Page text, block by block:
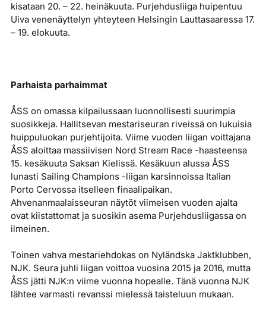
kisataan 20. – 22. heinäkuuta. Purjehdusliiga huipentuu
Uiva venenäyttelyn yhteyteen Helsingin Lauttasaaressa 17.
– 19. elokuuta.
Parhaista parhaimmat
ÅSS on omassa kilpailussaan luonnollisesti suurimpia
suosikkeja. Hallitsevan mestariseuran riveissä on lukuisia
huippuluokan purjehtijoita. Viime vuoden liigan voittajana
ÅSS aloittaa massiivisen Nord Stream Race -haasteensa
15. kesäkuuta Saksan Kielissä. Kesäkuun alussa ÅSS
lunasti Sailing Champions -liigan karsinnoissa Italian
Porto Cervossa itselleen finaalipaikan.
Ahvenanmaalaisseuran näytöt viimeisen vuoden ajalta
ovat kiistattomat ja suosikin asema Purjehdusliigassa on
ilmeinen.
Toinen vahva mestariehdokas on Nyländska Jaktklubben,
NJK. Seura juhli liigan voittoa vuosina 2015 ja 2016, mutta
ÅSS jätti NJK:n viime vuonna hopealle. Tänä vuonna NJK
lähtee varmasti revanssi mielessä taisteluun mukaan.